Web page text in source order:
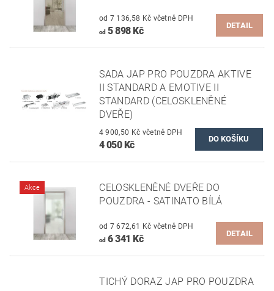
od 7 136,58 Kč včetně DPH
od5 898 Kč DETAIL
SADA JAP PRO POUZDRA AKTIVE
II STANDARD A EMOTIVE II
STANDARD (CELOSKLENĚNÉ
DVEŘE)
4 900,50 Kč včetně DPH
4 050 Kč
Akce
CELOSKLENĚNÉ DVEŘE DO
POUZDRA - SATINATO BÍLÁ
od 7 672,61 Kč včetně DPH
od6 341 Kč DETAIL
TICHÝ DORAZ JAP PRO POUZDRA